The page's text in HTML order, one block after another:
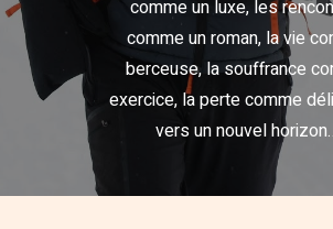
comme un luxe, les
comme un roman, la vie
berceuse, la souffrance
exercice, la perte comme
vers un nouvel